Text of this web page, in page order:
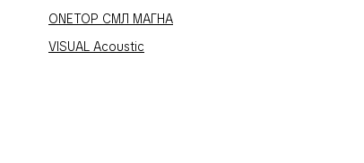
ONETOP СМЛ МАГНА
VISUAL Acoustic